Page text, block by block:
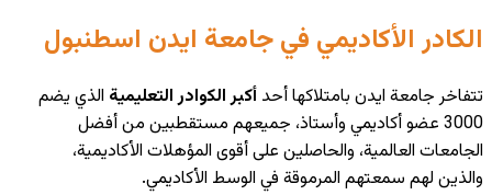
الكادر الأكاديمي في جامعة ايدن اسطنبول
تتفاخر جامعة ايدن بامتلاكها أحد أكبر الكوادر التعليمية الذي يضم
3000 عضو أكاديمي وأستاذ، جميعهم مستقطبين من أفضل
الجامعات العالمية، والحاصلين على أقوى المؤهلات الأكاديمية،
والذين لهم سمعتهم المرموقة في الوسط الأكاديمي.